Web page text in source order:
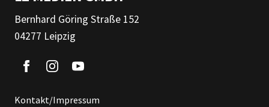
Bernhard Göring Straße 152
04277 Leipzig
Kontakt/Impressum